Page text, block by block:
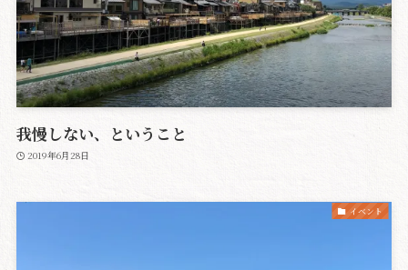
我慢しない、ということ
2019年6月28日
イベント